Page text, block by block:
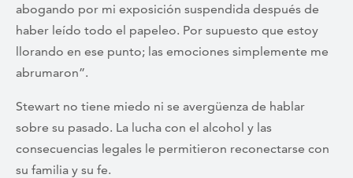
abogando por mi exposición suspendida después de
haber leído todo el papeleo. Por supuesto que estoy
llorando en ese punto; las emociones simplemente me
abrumaron”.
Stewart no tiene miedo ni se avergüenza de hablar
sobre su pasado. La lucha con el alcohol y las
consecuencias legales le permitieron reconectarse con
su familia y su fe.